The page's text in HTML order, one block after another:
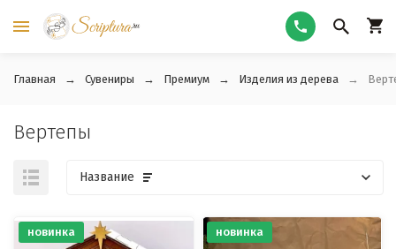
Главная Сувениры Премиум Изделия из дерева
Вертепы
Название
новинка новинка